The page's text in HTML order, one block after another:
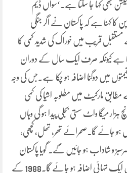
بھی کہا جا سکتا ہے۔‘سواں ڈیم
کا کہنا ہے کہ پاکستان نے اگر جنگی
مستقبل قریب میں خوراک کی شدید کمی کا
چکا ہے کیونکہ صرف ایک سال کے دوران
میں دوگنا اضافہ ہو چکا ہے۔جس کی وجہ
مارکیٹ میں مطلوبہ اشیا کی کمی
میگا واٹ سستی بجلی پیدا ہو گی وہاں
ہو جائے گا۔صحرائے تھر، تھل، کچھی،
سرسبز و شاداب ہو جائیں گے۔ گویا پاکستان
کے مجموعی قابل کاشت رقبے میں ایک تہائی اضافہ ہو جائے گا۔1988 کے